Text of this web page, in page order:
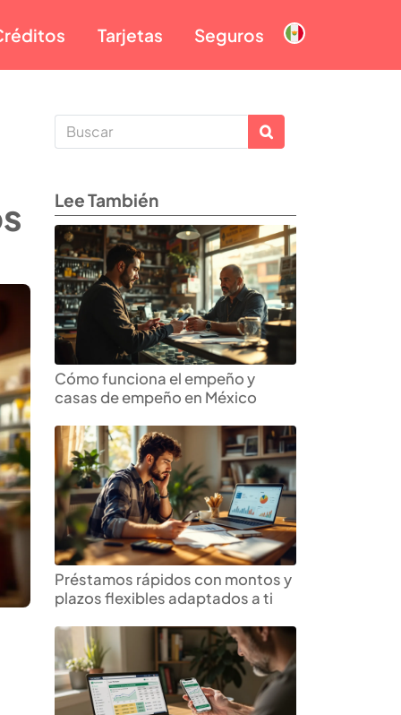
Tarjetas Seguros
Lee También
Cómo funciona el empeño y
casas de empeño en México
Préstamos rápidos con montos y
plazos flexibles adaptados a ti